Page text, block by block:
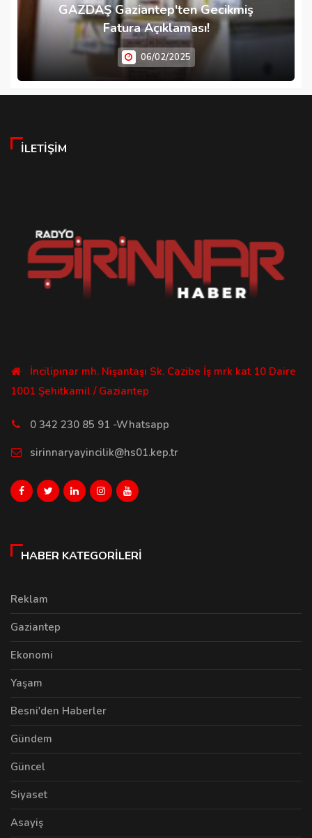
GAZDAŞ Gaziantep'ten Gecikmiş
Fatura Açıklaması!
06/02/2025
İLETIŞIM
İncilipınar mh. Nişantaşı Sk. Cazibe İş mrk kat 10 Daire
1001 Şehitkamil / Gaziantep
0 342 230 85 91 -Whatsapp
sirinnaryayincilik@hs01.kep.tr
HABER KATEGORILERI
Reklam
Gaziantep
Ekonomi
Yaşam
Besni'den Haberler
Gündem
Güncel
Siyaset
Asayiş